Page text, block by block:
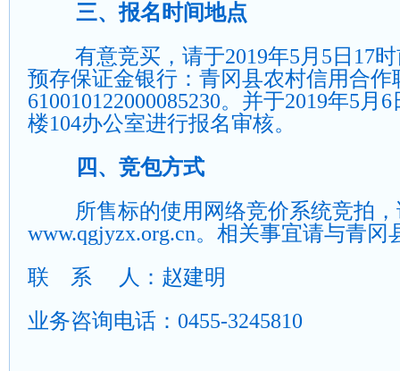
三、报名时间地点
有意竞买，请于2019年5 月 5 日 17
预存保证金银行：青冈县农村信用合
610010122000085230。并于2019年5 月 6
楼104办公室进行报名审核。
四、竞包方式
所售标的使用网络竞价系统竞拍
www.qgjyzx.org.cn。相关事宜请与青冈
联
系
人：赵建明
业务咨询电话： 0455-3245810